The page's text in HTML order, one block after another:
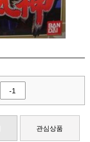
-1
관심상품